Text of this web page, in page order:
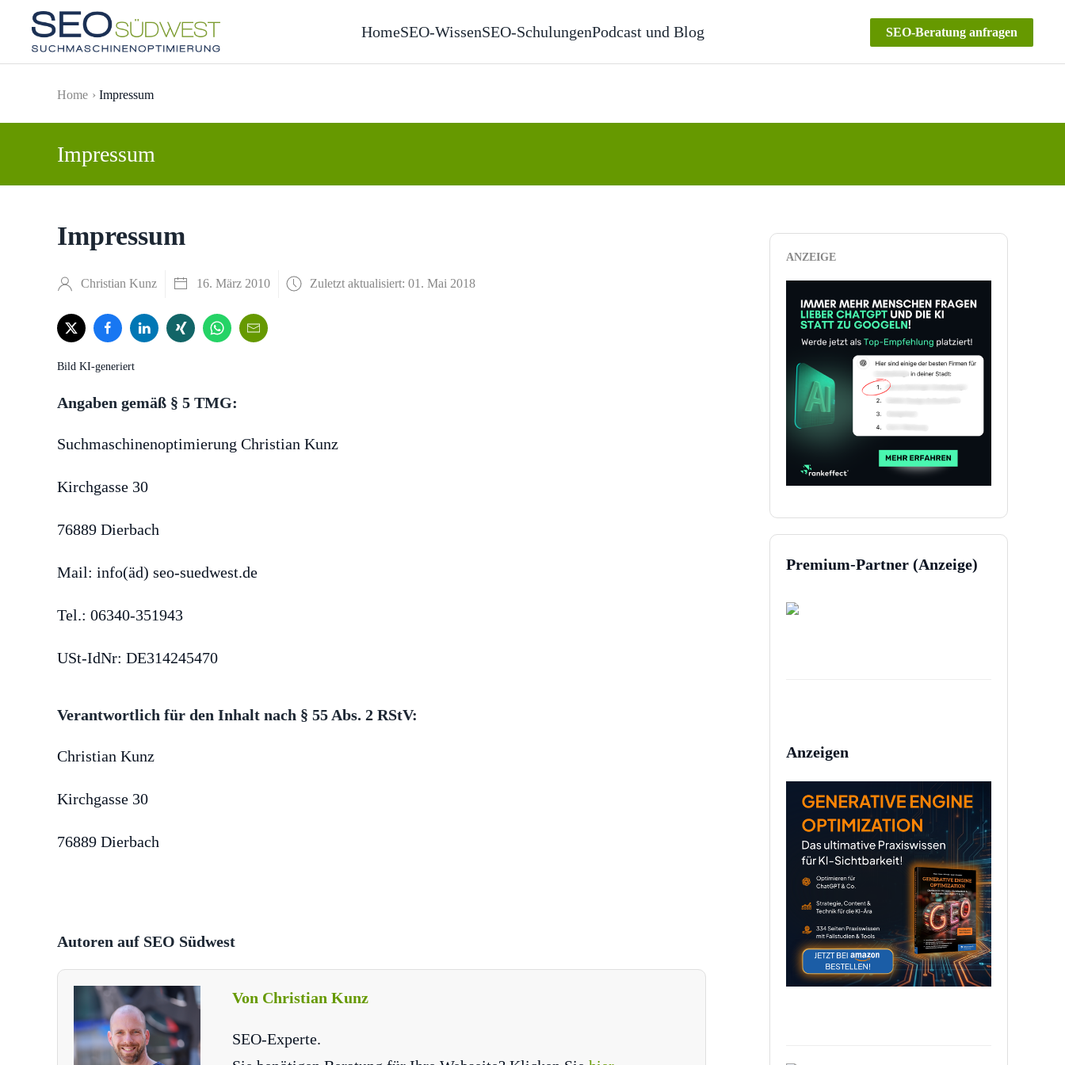
Skip to main content
HomeSEO-WissenSEO-SchulungenPodcast und Blog SEO-Beratung anfragen
Home Impressum
Impressum
Impressum
Christian Kunz 16. März 2010 Zuletzt aktualisiert: 01. Mai 2018
Bild KI-generiert
Angaben gemäß § 5 TMG:
Suchmaschinenoptimierung Christian Kunz
Kirchgasse 30
76889 Dierbach
Mail: info(äd) seo-suedwest.de
Tel.: 06340-351943
USt-IdNr: DE314245470
Verantwortlich für den Inhalt nach § 55 Abs. 2 RStV:
Christian Kunz
Kirchgasse 30
76889 Dierbach
Autoren auf SEO Südwest
Von Christian Kunz
SEO-Experte.
ANZEIGE
Premium-Partner (Anzeige)
Anzeigen